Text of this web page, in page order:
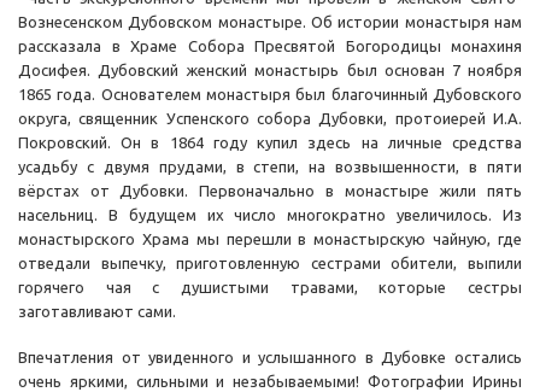
Вознесенском Дубовском монастыре. Об истории монастыря нам
рассказала в Храме Собора Пресвятой Богородицы монахиня
Досифея. Дубовский женский монастырь был основан 7 ноября
1865 года. Основателем монастыря был благочинный Дубовского
округа, священник Успенского собора Дубовки, протоиерей И.А.
Покровский. Он в 1864 году купил здесь на личные средства
усадьбу с двумя прудами, в степи, на возвышенности, в пяти
вёрстах от Дубовки. Первоначально в монастыре жили пять
насельниц. В будущем их число многократно увеличилось. Из
монастырского Храма мы перешли в монастырскую чайную, где
отведали выпечку, приготовленную сестрами обители, выпили
горячего чая с душистыми травами, которые сестры
заготавливают сами.
Впечатления от увиденного и услышанного в Дубовке остались
очень яркими, сильными и незабываемыми! Фотографии Ирины